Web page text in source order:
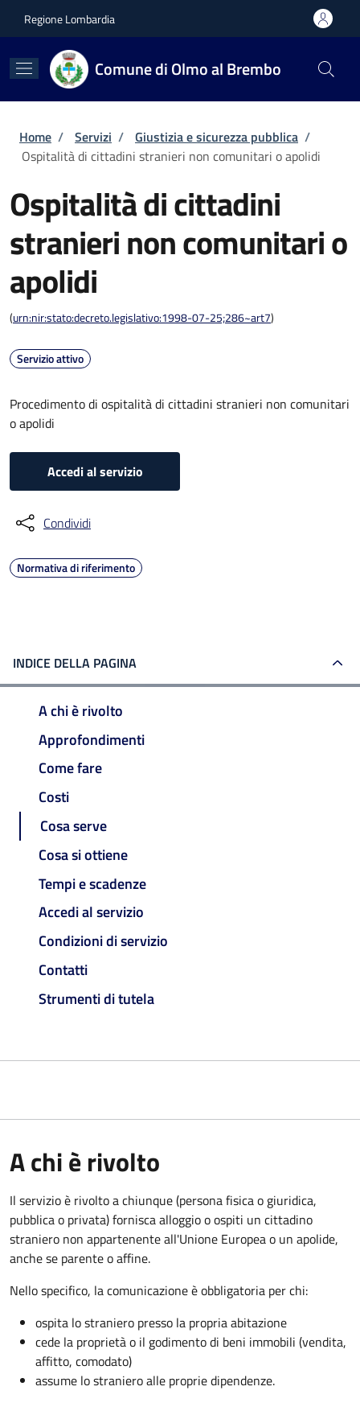
Regione Lombardia
Comune di Olmo al Brembo
Briciole di pane
Home / Servizi / Giustizia e sicurezza pubblica /
Ospitalità di cittadini stranieri non comunitari o apolidi
Ospitalità di cittadini
stranieri non comunitari o
apolidi
(urn:nir:stato:decreto.legislativo:1998-07-25;286~art7)
Servizio attivo
Procedimento di ospitalità di cittadini stranieri non comunitari
o apolidi
Accedi al servizio
Condividi
Normativa di riferimento
INDICE DELLA PAGINA
A chi è rivolto
Approfondimenti
Come fare
Costi
Cosa serve
Cosa si ottiene
Tempi e scadenze
Accedi al servizio
Condizioni di servizio
Contatti
Strumenti di tutela
A chi è rivolto
Il servizio è rivolto a chiunque (persona fisica o giuridica,
pubblica o privata) fornisca alloggio o ospiti un cittadino
straniero non appartenente all'Unione Europea o un apolide,
anche se parente o affine.
Nello specifico, la comunicazione è obbligatoria per chi:
ospita lo straniero presso la propria abitazione
cede la proprietà o il godimento di beni immobili (vendita,
affitto, comodato)
assume lo straniero alle proprie dipendenze.